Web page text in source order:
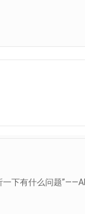
下有什么问题